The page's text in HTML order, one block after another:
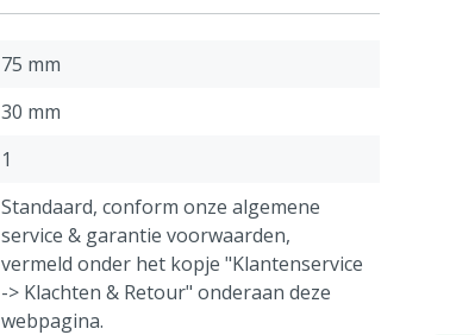
75 mm
30 mm
1
Standaard, conform onze algemene
service & garantie voorwaarden,
vermeld onder het kopje "Klantenservice
-> Klachten & Retour" onderaan deze
webpagina.